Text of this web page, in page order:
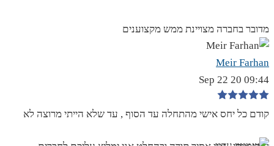
מדובר בחברה מצויינת ממש מקצוענים
Meir Farhan
09:44 20 Sep 22
קודם כל יחס אישי מהתחלה עד הסוף , עד שלא הייתי מרוצה לא